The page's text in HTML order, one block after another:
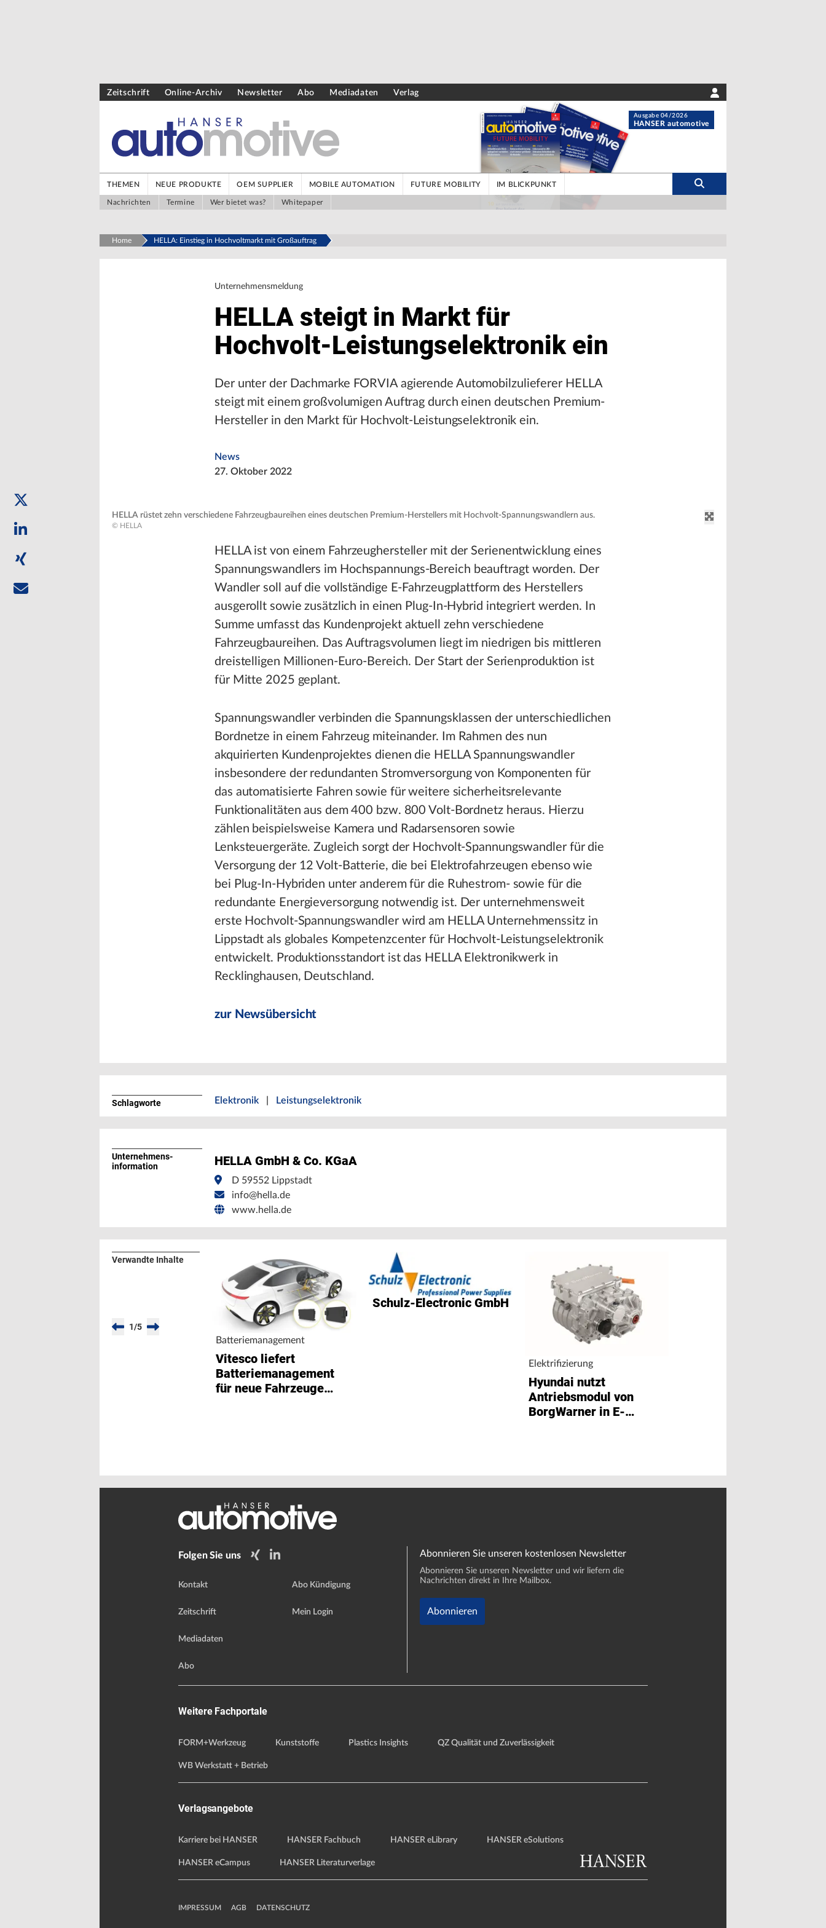
Zeitschrift Online-Archiv Newsletter Abo Mediadaten Verlag
Ausgabe 04/2026
HANSER automotive
THEMEN NEUE PRODUKTE OEM SUPPLIER MOBILE AUTOMATION FUTURE MOBILITY IM BLICKPUNKT
Nachrichten Termine Wer bietet was? Whitepaper
Home HELLA: Einstieg in Hochvoltmarkt mit Großauftrag
Unternehmensmeldung
HELLA steigt in Markt für
Hochvolt-Leistungselektronik ein
Der unter der Dachmarke FORVIA agierende Automobilzulieferer HELLA
steigt mit einem großvolumigen Auftrag durch einen deutschen Premium-
Hersteller in den Markt für Hochvolt-Leistungselektronik ein.
News
27. Oktober 2022
HELLA rüstet zehn verschiedene Fahrzeugbaureihen eines deutschen Premium-Herstellers mit Hochvolt-Spannungswandlern aus.
© HELLA
HELLA ist von einem Fahrzeughersteller mit der Serienentwicklung eines
Spannungswandlers im Hochspannungs-Bereich beauftragt worden. Der
Wandler soll auf die vollständige E-Fahrzeugplattform des Herstellers
ausgerollt sowie zusätzlich in einen Plug-In-Hybrid integriert werden. In
Summe umfasst das Kundenprojekt aktuell zehn verschiedene
Fahrzeugbaureihen. Das Auftragsvolumen liegt im niedrigen bis mittleren
dreistelligen Millionen-Euro-Bereich. Der Start der Serienproduktion ist
für Mitte 2025 geplant.
Spannungswandler verbinden die Spannungsklassen der unterschiedlichen
Bordnetze in einem Fahrzeug miteinander. Im Rahmen des nun
akquirierten Kundenprojektes dienen die HELLA Spannungswandler
insbesondere der redundanten Stromversorgung von Komponenten für
das automatisierte Fahren sowie für weitere sicherheitsrelevante
Funktionalitäten aus dem 400 bzw. 800 Volt-Bordnetz heraus. Hierzu
zählen beispielsweise Kamera und Radarsensoren sowie
Lenksteuergeräte. Zugleich sorgt der Hochvolt-Spannungswandler für die
Versorgung der 12 Volt-Batterie, die bei Elektrofahrzeugen ebenso wie
bei Plug-In-Hybriden unter anderem für die Ruhestrom- sowie für die
redundante Energieversorgung notwendig ist. Der unternehmensweit
erste Hochvolt-Spannungswandler wird am HELLA Unternehmenssitz in
Lippstadt als globales Kompetenzcenter für Hochvolt-Leistungselektronik
entwickelt. Produktionsstandort ist das HELLA Elektronikwerk in
Recklinghausen, Deutschland.
zur Newsübersicht
Schlagworte Elektronik Leistungselektronik
Unternehmens­
information
HELLA GmbH & Co. KGaA
D 59552 Lippstadt
info@hella.de
www.hella.de
Verwandte Inhalte
1/5
Batteriemanagement
Vitesco liefert
Batteriemanagement
für neue Fahrzeuge
Schulz-Electronic GmbH
Elektrifizierung
Hyundai nutzt
Antriebsmodul von
BorgWarner in E-
Folgen Sie uns
Kontakt
Zeitschrift
Mediadaten
Abo
Abo Kündigung
Mein Login
Abonnieren Sie unseren kostenlosen Newsletter
Abonnieren Sie unseren Newsletter und wir liefern die
Nachrichten direkt in Ihre Mailbox.
Abonnieren
Weitere Fachportale
FORM+Werkzeug Kunststoffe Plastics Insights QZ Qualität und Zuverlässigkeit
WB Werkstatt + Betrieb
Verlagsangebote
Karriere bei HANSER HANSER Fachbuch HANSER eLibrary HANSER eSolutions
HANSER eCampus HANSER Literaturverlage
IMPRESSUM AGB DATENSCHUTZ